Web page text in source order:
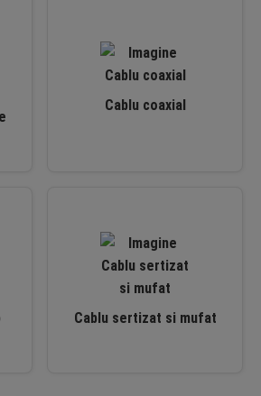
Cablu coaxial
Cablu sertizat si mufat